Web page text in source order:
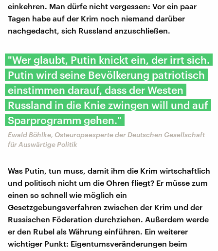
einkehren. Man dürfe nicht vergessen: Vor ein paar
Tagen habe auf der Krim noch niemand darüber
nachgedacht, sich Russland anzuschließen.
"Wer glaubt, Putin knickt ein, der irrt sich.
Putin wird seine Bevölkerung patriotisch
einstimmen darauf, dass der Westen
Russland in die Knie zwingen will und auf
Sparprogramm gehen."
Ewald Böhlke, Osteuropaexperte der Deutschen Gesellschaft
für Auswärtige Politik
Was Putin, tun muss, damit ihm die Krim wirtschaftlich
und politisch nicht um die Ohren fliegt? Er müsse zum
einen so schnell wie möglich ein
Gesetzgebungsverfahren zwischen der Krim und der
Russischen Föderation durchziehen. Außerdem werde
er den Rubel als Währung einführen. Ein weiterer
wichtiger Punkt: Eigentumsveränderungen beim